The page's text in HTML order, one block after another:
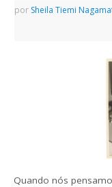
por Sheila Tiemi
Quando nós